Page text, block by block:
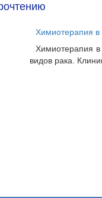
Химиотерапия в
Химиотерапия
видов рака.